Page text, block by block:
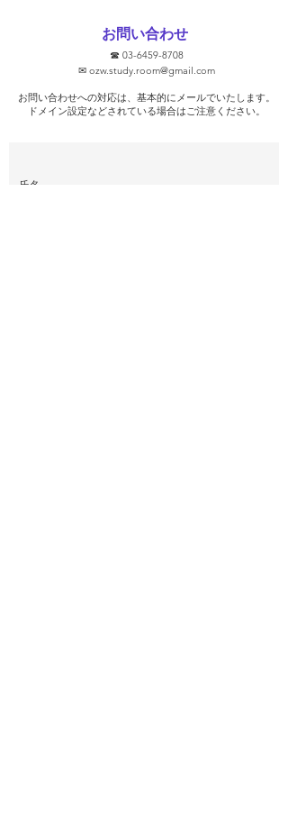
お問い合わせ
☎ 03-6459-8708
✉ ozw.study.room@gmail.com
お問い合わせへの対応は、基本的にメールでいたします。
​ドメイン設定などされている場合はご注意ください。